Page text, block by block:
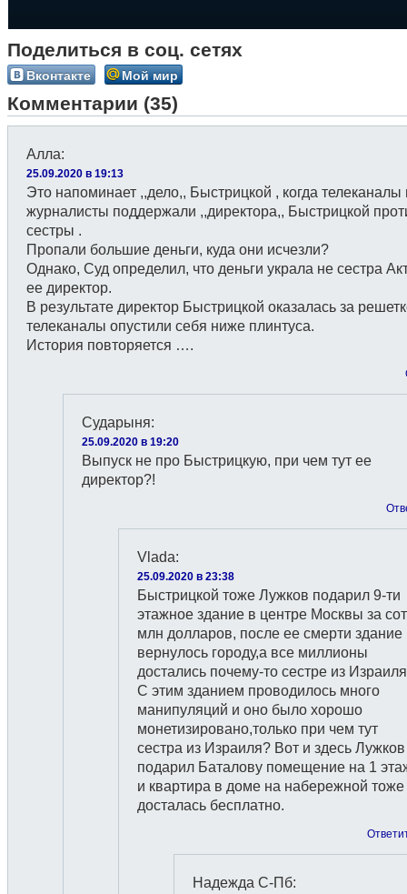
Поделиться в соц. сетях
Вконтакте Мой мир
Комментарии (35)
Алла:
25.09.2020 в 19:13
Это напоминает ,,дело,, Быстрицкой , когда телеканалы
журналисты поддержали ,,директора,, Быстрицкой
сестры .
Пропали большие деньги, куда они исчезли?
Однако, Суд определил, что деньги украла не сестра
ее директор.
В результате директор Быстрицкой оказалась за
телеканалы опустили себя ниже плинтуса.
История повторяется ….
Сударыня:
25.09.2020 в 19:20
Выпуск не про Быстрицкую, при чем тут ее
директор?!
Vlada:
25.09.2020 в 23:38
Быстрицкой тоже Лужков подарил 9-ти
этажное здание в центре Москвы за
млн долларов, после ее смерти здание
вернулось городу,а все миллионы
достались почему-то сестре из
С этим зданием проводилось много
манипуляций и оно было хорошо
монетизировано,только при чем тут
сестра из Израиля? Вот и здесь Лужков
подарил Баталову помещение на 1
и квартира в доме на набережной тоже
досталась бесплатно.
Надежда С-Пб: